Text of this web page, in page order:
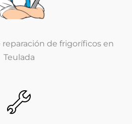
de frigoríficos en
Teulada